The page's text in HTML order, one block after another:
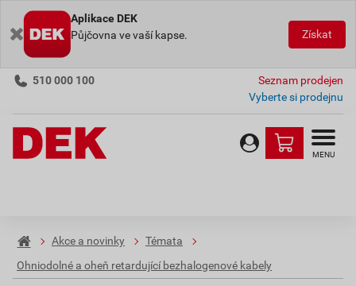
Aplikace DEK
Půjčovna ve vaší kapse.
Získat
510 000 100
Seznam prodejen
Vyberte si prodejnu
MENU
Akce a novinky
Témata
Ohniodolné a oheň retardující bezhalogenové kabely